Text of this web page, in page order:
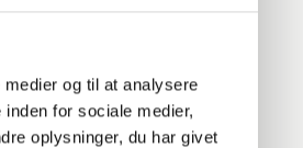
og til at analysere
for sociale medier,
oplysninger, du har givet